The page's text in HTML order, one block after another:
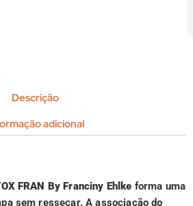
Descrição
adicional
FRAN By Franciny Ehlke forma uma
sem ressecar. A associação do